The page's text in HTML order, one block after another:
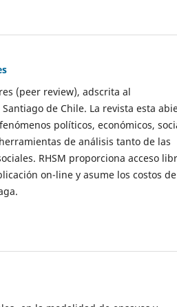
(peer review), adscrita al
de Chile. La revista esta
políticos, económicos,
de análisis tanto de las
RHSM proporciona acceso
on-line y asume los costos de